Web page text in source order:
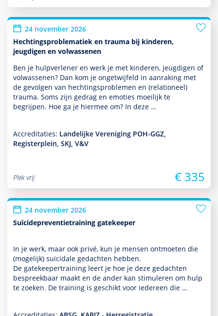
24 november 2026
Hechtingsproblematiek en trauma bij kinderen,
jeugdigen en volwassenen
Ben je hulp­ver­le­ner en werk je met kin­de­ren, jeugdigen of
vol­was­senen? Dan kom je ongetwijfeld in aanraking met
de gevolgen van hechtingspro­ble­men en (relationeel)
trauma. Soms zijn gedrag en emoties moeilijk te
begrijpen. Hoe ga je hiermee om? In deze …
Accreditaties: Landelijke Vereniging POH-GGZ,
Registerplein, SKJ, V&V
Plek vrij € 335
24 november 2026
Suïcidepreventietraining gatekeeper
In je werk, maar ook privé, kun je mensen ontmoeten die
(moge­lijk) suïcidale gedachten hebben.
De gatekeepertraining leert je hoe je deze gedachten
bespreekbaar maakt en de ander kan stimuleren om hulp
te zoeken. De training is geschikt voor iedereen die …